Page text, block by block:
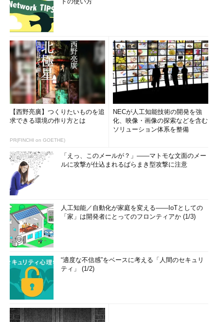
【西野亮廣】つくりたいものを追
求できる環境の作り方とは
PR(FINCHI on GOETHE)
NECが人工知能技術の開発を強
化、映像・画像の探索などを含む
ソリューション体系を整備
「えっ、このメールが？」――マトモな文面のメー
ルに攻撃が仕込まれるばらまき型攻撃に注意
人工知能／自動化が家庭を変える――IoTとしての
「家」は開発者にとってのフロンティアか (1/3)
“適度な不信感”をベースに考える「人間のセキュリ
ティ」 (1/2)